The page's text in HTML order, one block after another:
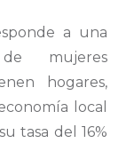
a una
mujeres
hogares,
local
tasa del 16%